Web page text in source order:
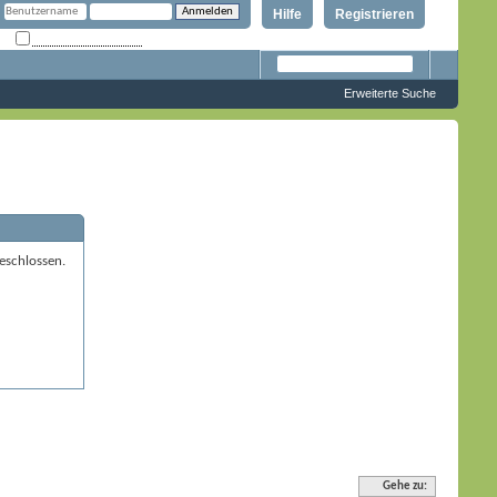
Registrieren
Hilfe
Erweiterte Suche
Gehe zu: